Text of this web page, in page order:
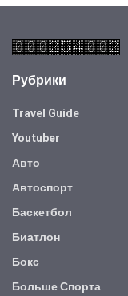
Рубрики
Travel Guide
Youtuber
Авто
Автоспорт
Баскетбол
Биатлон
Бокс
Больше Спорта